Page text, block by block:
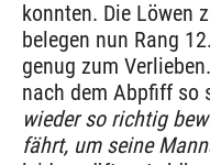
konnten. Die Löwen
belegen nun Rang
genug zum
nach dem Abpfiff so
wieder so richtig
fährt, um seine